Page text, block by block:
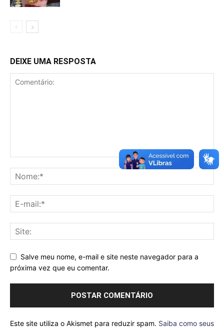
DEIXE UMA RESPOSTA
Salve meu nome, e-mail e site neste navegador para a
próxima vez que eu comentar.
Este site utiliza o Akismet para reduzir spam. Saiba como seus